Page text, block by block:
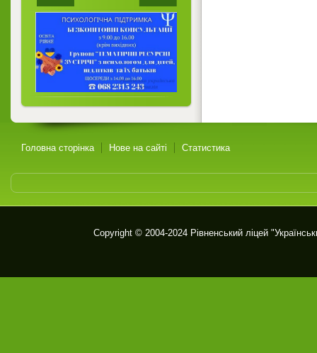
Головна сторінка Нове на сайті Статистика
Copyright © 2004-2024 Рівненський ліцей